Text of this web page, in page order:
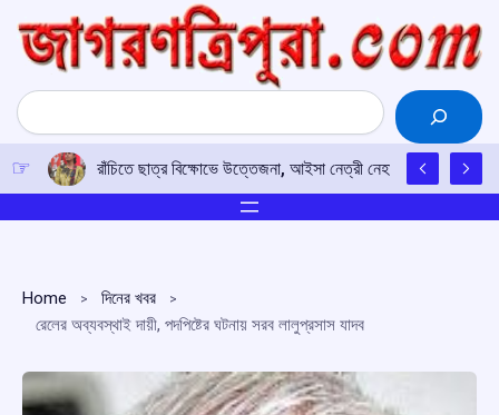
content
Search
রাঁচিতে ছাত্র বিক্ষোভে উত্তেজনা, আইসা নেত্রী নেহা বোরার মুখে
Home
দিনের খবর
রেলের অব্যবস্থাই দায়ী, পদপিষ্টের ঘটনায় সরব লালুপ্রসাস যাদব